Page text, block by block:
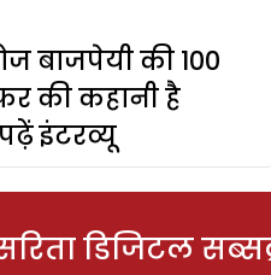
बाजपेयी की 100
की कहानी है
इंटरव्यू
डिजिटल